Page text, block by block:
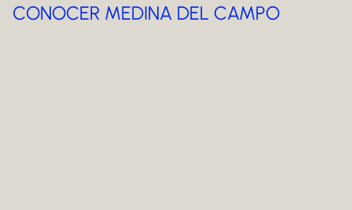
CONOCER MEDINA DEL CAMPO